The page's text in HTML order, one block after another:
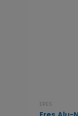
ERES